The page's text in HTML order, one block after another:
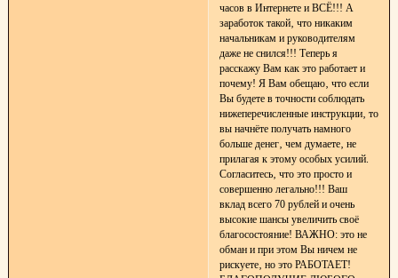
часов в Интернете и ВСЁ!!! А
заработок такой‚ что никаким
начальникам и руководителям
даже не снился!!! Теперь я
расскажу Вам как это работает и
почему! Я Вам обещаю‚ что если
Вы будете в точности соблюдать
нижеперечисленные инструкции‚ то
вы начнёте получать намного
больше денег‚ чем думаете‚ не
прилагая к этому особых усилий.
Согласитесь‚ что это просто и
совершенно легально!!! Ваш
вклад всего 70 рублей и очень
высокие шансы увеличить своё
благосостояние! ВАЖНО: это не
обман и при этом Вы ничем не
рискуете‚ но это РАБОТАЕТ!